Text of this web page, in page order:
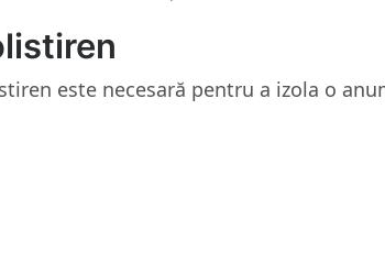
este necesară pentru a izola o